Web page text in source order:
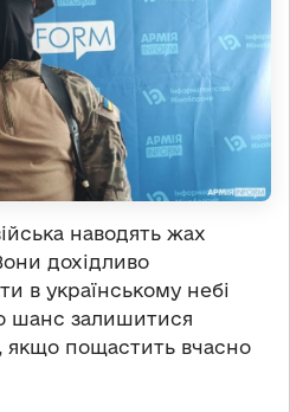
наводять жах
дохідливо
в українському небі
шанс залишитися
пощастить вчасно